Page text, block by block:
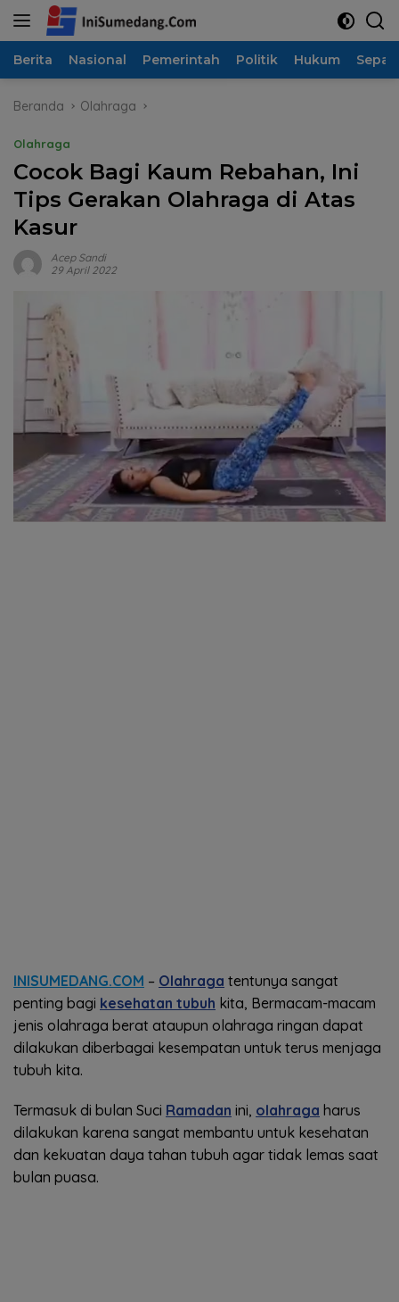
Langsung
Berita Nasional Pemerintah Politik Hukum
Beranda Olahraga
Olahraga
Cocok Bagi Kaum Rebahan, Ini
Tips Gerakan Olahraga di Atas
Kasur
Acep Sandi
29 April 2022
INISUMEDANG.COM – Olahraga tentunya sangat
penting bagi kesehatan tubuh kita, Bermacam-macam
jenis olahraga berat ataupun olahraga ringan dapat
dilakukan diberbagai kesempatan untuk terus menjaga
tubuh kita.
Termasuk di bulan Suci Ramadan ini, olahraga harus
dilakukan karena sangat membantu untuk kesehatan
dan kekuatan daya tahan tubuh agar tidak lemas saat
bulan puasa.